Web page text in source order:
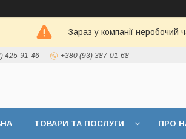
Зараз у компанії неробочий
425-91-46 +380 (93) 387-01-68
ТОВАРИ ТА ПОСЛУГИ ПРО